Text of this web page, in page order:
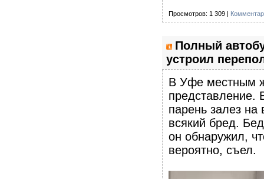
Просмотров: 1 309 |
Полный
устроил
В Уфе местным
представление.
парень залез на
всякий бред.
он обнаружил,
вероятно, съел.